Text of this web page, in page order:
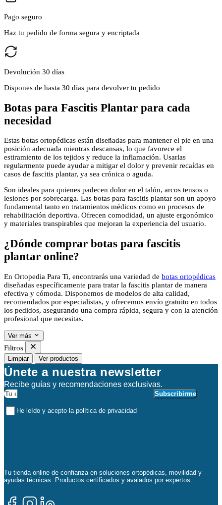
Pago seguro
Haz tu pedido de forma segura y encriptada
Devolución 30 días
Dispones de hasta 30 días para devolver tu pedido
Botas para Fascitis Plantar para cada
necesidad
Estas botas ortopédicas están diseñadas para mantener el pie en una
posición adecuada mientras descansas, lo que favorece el
estiramiento de los tejidos y reduce la inflamación. Usarlas
regularmente puede ayudar a mitigar el dolor y prevenir recaídas en
casos de fascitis plantar, ya sea crónica o aguda.
Son ideales para quienes padecen dolor en el talón, arcos tensos o
lesiones por sobrecarga. Las botas para fascitis plantar son un apoyo
fundamental tanto en tratamientos médicos como en procesos de
rehabilitación deportiva. Ofrecen comodidad, un ajuste ergonómico
y materiales transpirables que mejoran la experiencia del usuario.
¿Dónde comprar botas para fascitis
plantar online?
En Ortopedia Para Ti, encontrarás una variedad de botas ortopédicas
diseñadas específicamente para tratar la fascitis plantar de manera
efectiva y cómoda. Disponemos de modelos de alta calidad,
recomendados por especialistas, y ofrecemos envío gratuito en todos
los pedidos, asegurando una compra rápida, segura y con la atención
profesional que necesitas.
Ver más
Filtros
Limpiar Ver productos
Únete a nuestra newsletter
Recibe guías y recomendaciones exclusivas.
He leído y acepto la política de privacidad
Subscribirme
Tu tienda online de confianza en soluciones ortopédicas, movilidad y
ayudas técnicas. Productos certificados y avalados por expertos.